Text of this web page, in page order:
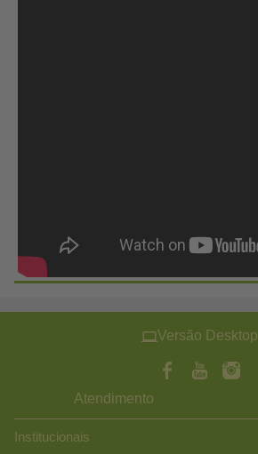
Versão Desktop
Atendimento
Institucionais